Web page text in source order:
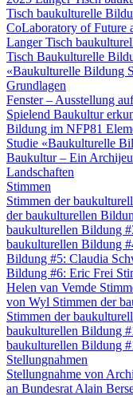
Tisch baukulturelle
CoLaboratory of Future
Langer Tisch
Tisch Baukulturelle
«Baukulturelle Bildung
Grundlagen
Fenster – Ausstellung
Spielend Baukultur
Bildung im NFP81
Studie «Baukulturelle
Baukultur – Ein
Landschaften
Stimmen
Stimmen der
der baukulturellen
baukulturellen Bildung
baukulturellen Bildung
Bildung #5: Claudia
Bildung #6: Eric Frei
Helen van Vemde
von Wyl Stimmen der
Stimmen der
baukulturellen Bildung
baukulturellen Bildung
Stellungnahmen
Stellungnahme von
an Bundesrat Alain